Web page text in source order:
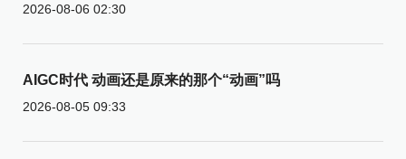
2026-08-06 02:30
AIGC时代 动画还是原来的那个“动画”吗
2026-08-05 09:33